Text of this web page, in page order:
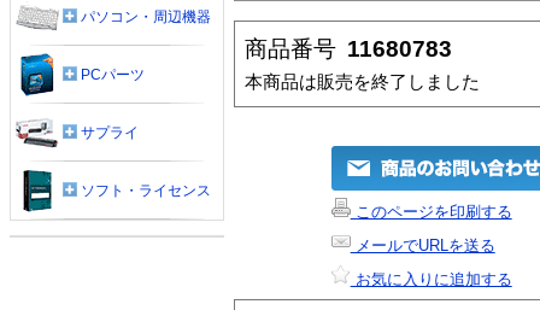
商品番号 11680783
本商品は販売を終了しました
このページを印刷する
メールでURLを送る
お気に入りに追加する
パソコン・周辺機器
PCパーツ
サプライ
ソフト・ライセンス